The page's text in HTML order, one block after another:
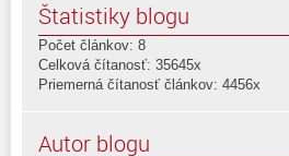
Štatistiky blogu
Počet článkov: 8
Celková čítanosť: 35645x
Priemerná čítanosť článkov: 4456x
Autor blogu